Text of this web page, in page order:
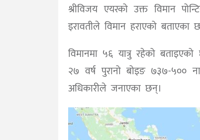
श्रीविजय एयरको उक्त विमान
इरावतीले विमान हराएको बताएका
विमानमा ५६ यात्रु रहेको
२७ वर्ष पुरानो बोइङ ७३७-५००
अधिकारीले जनाएका छन्।